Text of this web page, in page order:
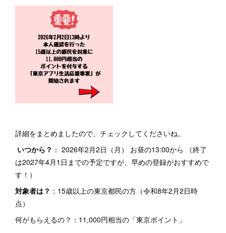
詳細をまとめましたので、チェックしてくださいね。
いつから？ ： 2026年2月2日（月） お昼の13:00から （終了
は2027年4月1日までの予定ですが、早めの登録がおすすめで
す！）
対象者は？ ：15歳以上の東京都民の方（令和8年2月2日時
点）
何がもらえるの？：11,000円相当の「東京ポイント」